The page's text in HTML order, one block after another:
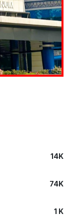
14K
74K
1 K